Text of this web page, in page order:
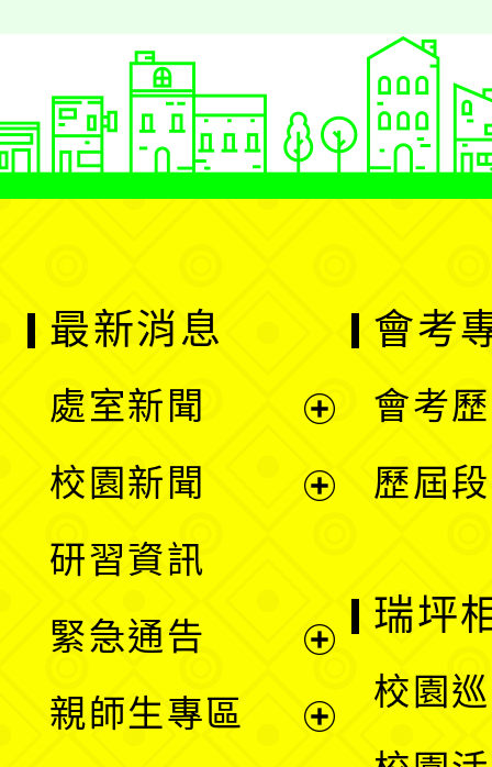
最新消息
處室新聞
單
校園新聞
選
單
研習資訊
緊急通告
親師生專區
會考
會考
歷屆
瑞坪
校園